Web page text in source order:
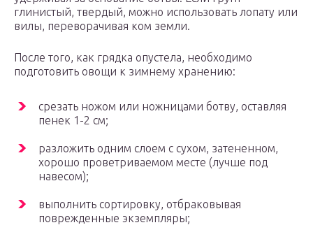
глинистый, твердый, можно использовать лопату или
вилы, переворачивая ком земли.
После того, как грядка опустела, необходимо
подготовить овощи к зимнему хранению:
срезать ножом или ножницами ботву, оставляя
пенек 1-2 см;
разложить одним слоем с сухом, затененном,
хорошо проветриваемом месте (лучше под
навесом);
выполнить сортировку, отбраковывая
поврежденные экземпляры;